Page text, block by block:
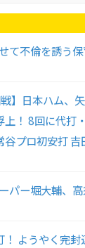
て不倫を誘う
】日本ハム、
上！ 8回に代打
谷プロ初安打
パー堀大輔、
ようやく完